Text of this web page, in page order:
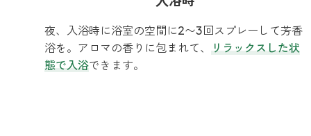
夜、入浴時に浴室の空間に2〜3回スプレーして芳香
浴を。アロマの香りに包まれて、
リラックスした状
態で入浴できます。